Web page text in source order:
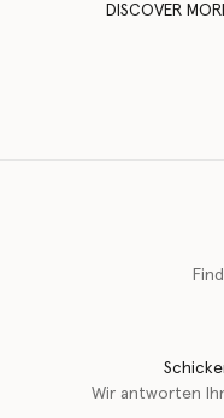
DISCOVER
Wir antworten